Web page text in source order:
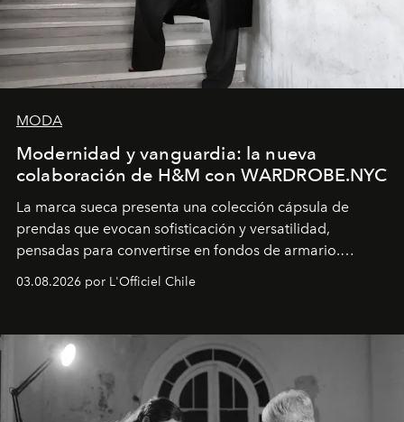
MODA
Modernidad y vanguardia: la nueva
colaboración de H&M con WARDROBE.NYC
La marca sueca presenta una colección cápsula de
prendas que evocan sofisticación y versatilidad,
pensadas para convertirse en fondos de armario.
Disponible en Chile desde el 6 de agosto.
03.08.2026 por L'Officiel Chile